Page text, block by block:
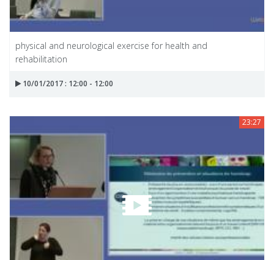
physical and neurological exercise for health and
rehabilitation
10/01/2017 : 12:00 - 12:00
23:27